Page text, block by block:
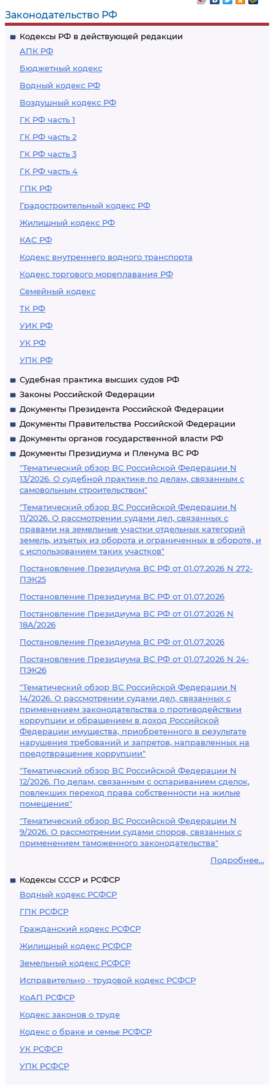
Законодательство РФ
Кодексы РФ в действующей редакции
АПК РФ
Бюджетный кодекс
Водный кодекс РФ
Воздушный кодекс РФ
ГК РФ часть 1
ГК РФ часть 2
ГК РФ часть 3
ГК РФ часть 4
ГПК РФ
Градостроительный кодекс РФ
Жилищный кодекс РФ
КАС РФ
Кодекс внутреннего водного транспорта
Кодекс торгового мореплавания РФ
Семейный кодекс
ТК РФ
УИК РФ
УК РФ
УПК РФ
Судебная практика высших судов РФ
Законы Российской Федерации
Документы Президента Российской Федерации
Документы Правительства Российской Федерации
Документы органов государственной власти РФ
Документы Президиума и Пленума ВС РФ
"Тематический обзор ВС Российской Федерации N
13/2026. О судебной практике по делам, связанным с
самовольным строительством"
"Тематический обзор ВС Российской Федерации N
11/2026. О рассмотрении судами дел, связанных с
правами на земельные участки отдельных категорий
земель, изъятых из оборота и ограниченных в обороте, и
с использованием таких участков"
Постановление Президиума ВС РФ от 01.07.2026 N 272-
ПЭК25
Постановление Президиума ВС РФ от 01.07.2026
Постановление Президиума ВС РФ от 01.07.2026 N
18А/2026
Постановление Президиума ВС РФ от 01.07.2026
Постановление Президиума ВС РФ от 01.07.2026 N 24-
ПЭК26
"Тематический обзор ВС Российской Федерации N
14/2026. О рассмотрении судами дел, связанных с
применением законодательства о противодействии
коррупции и обращением в доход Российской
Федерации имущества, приобретенного в результате
нарушения требований и запретов, направленных на
предотвращение коррупции"
"Тематический обзор ВС Российской Федерации N
12/2026. По делам, связанным с оспариванием сделок,
повлекших переход права собственности на жилые
помещения"
"Тематический обзор ВС Российской Федерации N
9/2026. О рассмотрении судами споров, связанных с
применением таможенного законодательства"
Подробнее...
Кодексы СССР и РСФСР
Водный кодекс РСФСР
ГПК РСФСР
Гражданский кодекс РСФСР
Жилищный кодекс РСФСР
Земельный кодекс РСФСР
Исправительно - трудовой кодекс РСФСР
КоАП РСФСР
Кодекс законов о труде
Кодекс о браке и семье РСФСР
УК РСФСР
УПК РСФСР
государственные
должности
Российской
Федерации,
государственные
должности субъектов
Российской
Федерации,
муниципальные
должности
участия, паев в
уставных
(складочных)